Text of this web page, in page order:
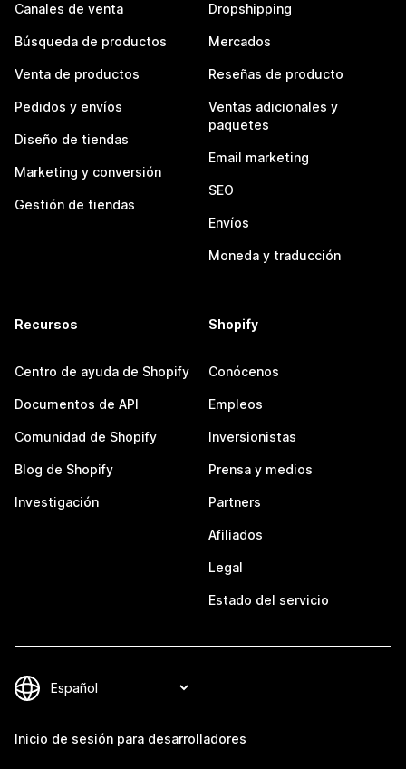
Canales de venta
Búsqueda de productos
Venta de productos
Pedidos y envíos
Diseño de tiendas
Marketing y conversión
Gestión de tiendas
Dropshipping
Mercados
Reseñas de producto
Ventas adicionales y
paquetes
Email marketing
SEO
Envíos
Moneda y traducción
Recursos
Centro de ayuda de Shopify
Documentos de API
Comunidad de Shopify
Blog de Shopify
Investigación
Shopify
Conócenos
Empleos
Inversionistas
Prensa y medios
Partners
Afiliados
Legal
Estado del servicio
Inicio de sesión para desarrolladores